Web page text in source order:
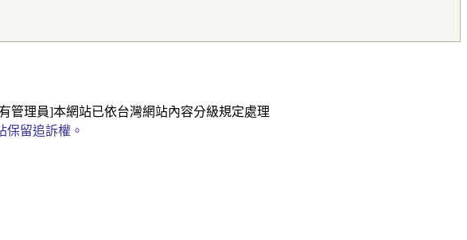
管理員]本網站已依台灣網站內容分級規定處理
保留追訴權。